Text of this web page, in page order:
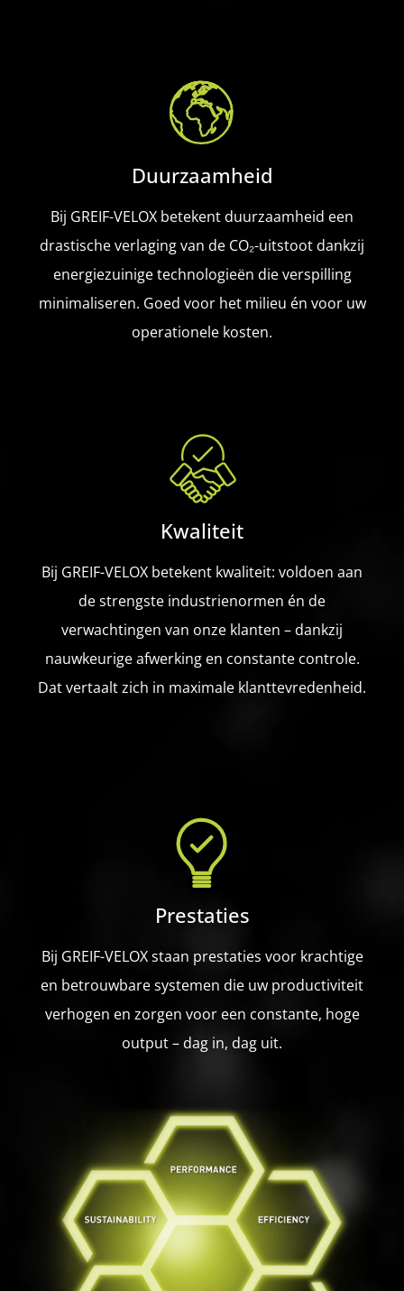
Duurzaamheid
Bij GREIF-VELOX betekent duurzaamheid een
drastische verlaging van de CO₂-uitstoot dankzij
energiezuinige technologieën die verspilling
minimaliseren. Goed voor het milieu én voor uw
operationele kosten.
Kwaliteit
Bij GREIF-VELOX betekent kwaliteit: voldoen aan
de strengste industrienormen én de
verwachtingen van onze klanten – dankzij
nauwkeurige afwerking en constante controle.
Dat vertaalt zich in maximale klanttevredenheid.
Prestaties
Bij GREIF-VELOX staan prestaties voor krachtige
en betrouwbare systemen die uw productiviteit
verhogen en zorgen voor een constante, hoge
output – dag in, dag uit.